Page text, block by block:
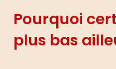
Pourquoi
plus bas